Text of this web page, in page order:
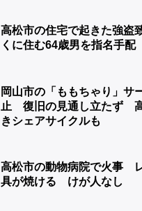
高松市の住宅で起きた強
くに住む64歳男を指名手配
岡山市の「ももちゃり」サ
止 復旧の見通し立たず
きシェアサイクルも
高松市の動物病院で火事
具が焼ける けが人なし